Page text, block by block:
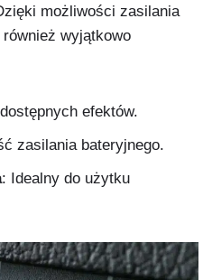
możliwości zasilania
wyjątkowo
efektów.
zasilania bateryjnego.
: Idealny do użytku